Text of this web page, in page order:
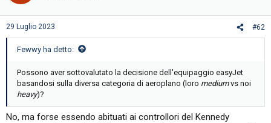
n
s
29 Luglio 2023 #62
Fewwy ha detto:
Possono aver sottovalutato la decisione dell'equipaggio easyJet
basandosi sulla diversa categoria di aeroplano (loro mediumvs noi
heavy)?
No, ma forse essendo abituati ai controllori del Kennedy